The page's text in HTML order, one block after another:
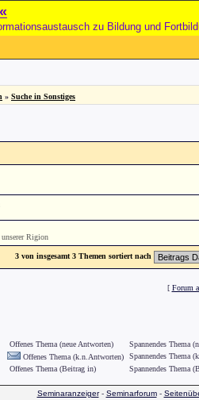
zu Bildung und
» Suche in Sonstiges
Rigion
3 von insgesamt 3 Themen sortiert nach
[ Forum
Offenes Thema (neue Antworten)
Spannendes Thema
Offenes Thema (k.n.Antworten)
Spannendes Thema
Offenes Thema (Beitrag in)
Spannendes Thema
Seminaranzeiger- Seminarforum-